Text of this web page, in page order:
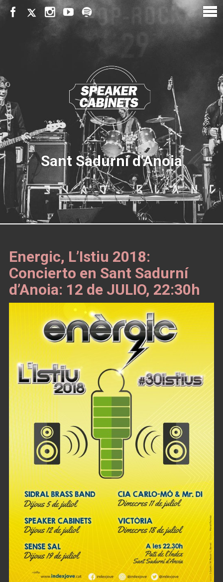
Sant Sadurní d’Anoia
Energic, L’Istiu 2018:
Concierto en Sant Sadurní
d’Anoia: 12 de JULIO, 22:30h